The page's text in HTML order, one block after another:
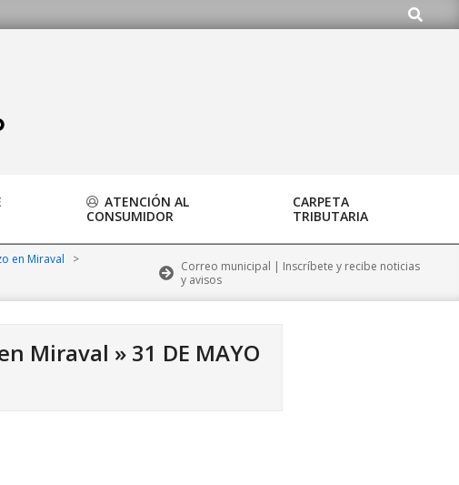
Buscar
ATENCIÓN AL
CONSUMIDOR
CARPETA
TRIBUTARIA
en Miraval
>
Correo municipal | Inscríbete y recibe noticias
y avisos
Miraval » 31 DE MAYO